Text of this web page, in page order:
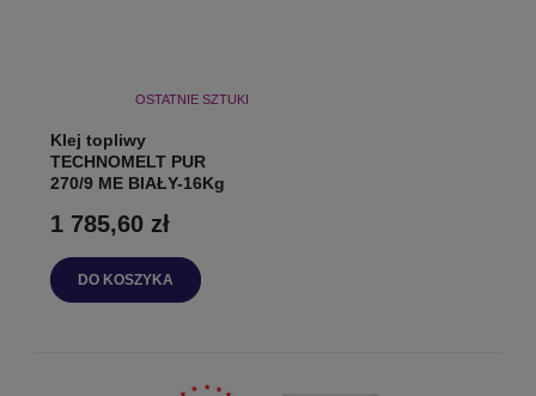
OSTATNIE SZTUKI
Klej topliwy
TECHNOMELT PUR
270/9 ME BIAŁY-16Kg
1 785,60 zł
DO KOSZYKA